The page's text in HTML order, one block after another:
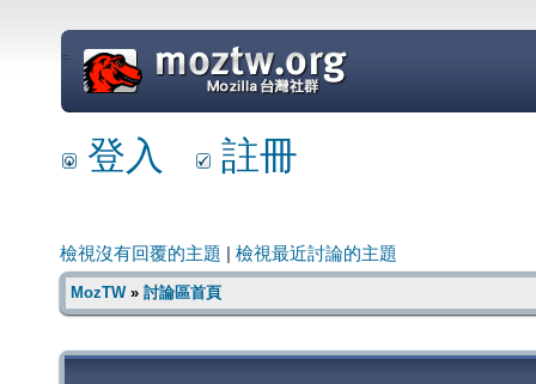
=
登入 註冊
檢視沒有回覆的主題 檢視最近討論的主題
MozTW» 討論區首頁